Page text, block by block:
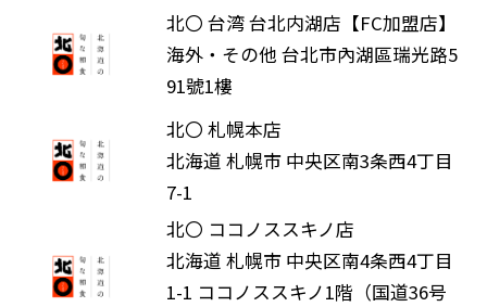
北〇 台湾 台北内湖店【FC加盟店】
海外・その他 台北市內湖區瑞光路5
91號1樓
北〇 札幌本店
北海道 札幌市 中央区南3条西4丁目
7-1
北〇 ココノススキノ店
北海道 札幌市 中央区南4条西4丁目
1-1 ココノススキノ1階（国道36号